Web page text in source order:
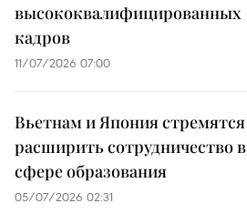
высококвалифицированных
кадров
11/07/2026 07:00
Вьетнам и Япония стремятся
расширить сотрудничество в
сфере образования
05/07/2026 02:31